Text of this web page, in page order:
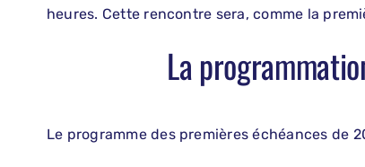
heures. Cette rencontre sera, comme la
La
Le programme des premières échéances de